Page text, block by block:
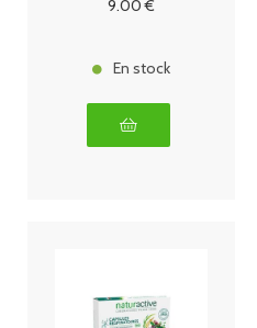
9.00 €
En stock